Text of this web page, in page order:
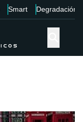
Smart Degradación